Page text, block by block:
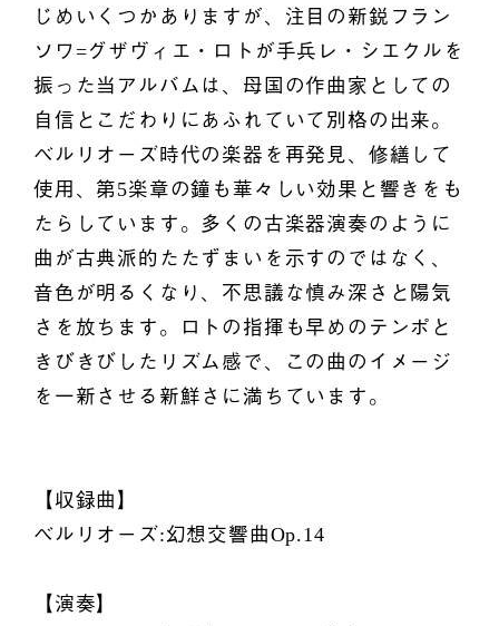
じめいくつかありますが、注目の新鋭フラン
ソワ=グザヴィエ・ロトが手兵レ・シエクルを
振った当アルバムは、母国の作曲家としての
自信とこだわりにあふれていて別格の出来。
ベルリオーズ時代の楽器を再発見、修繕して
使用、第5楽章の鐘も華々しい効果と響きをも
たらしています。多くの古楽器演奏のように
曲が古典派的たたずまいを示すのではなく、
音色が明るくなり、不思議な慎み深さと陽気
さを放ちます。ロトの指揮も早めのテンポと
きびきびしたリズム感で、この曲のイメージ
を一新させる新鮮さに満ちています。
【収録曲】
ベルリオーズ:幻想交響曲Op.14
【演奏】